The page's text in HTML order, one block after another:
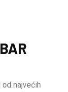
najvećih